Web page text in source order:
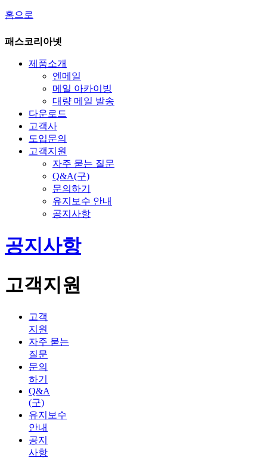
홈으로
패스코리아넷
제품소개
엔메일
메일 아카이빙
대량 메일 발송
다운로드
고객사
도입문의
고객지원
자주 묻는 질문
Q&A(구)
문의하기
유지보수 안내
공지사항
공지사항
고객지원
고객
지원
자주 묻는
질문
문의
하기
Q&A
(구)
유지보수
안내
공지
사항